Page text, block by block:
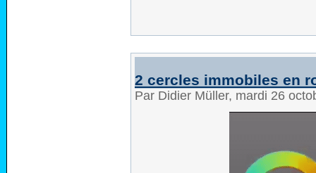
2 cercles immobiles en
Par Didier Müller, mardi 26